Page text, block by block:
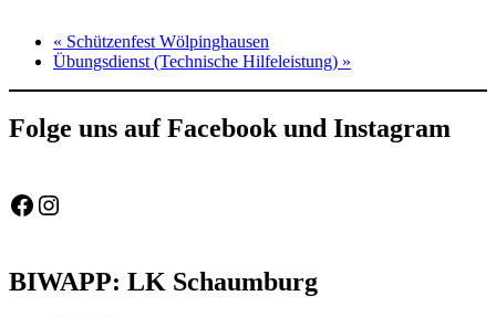
« Schützenfest Wölpinghausen
Übungsdienst (Technische Hilfeleistung) »
Folge uns auf Facebook und Instagram
Feuerwehr Gemeinde Wölpinghausen
fw_gemeinde_woelpinghausen
BIWAPP: LK Schaumburg